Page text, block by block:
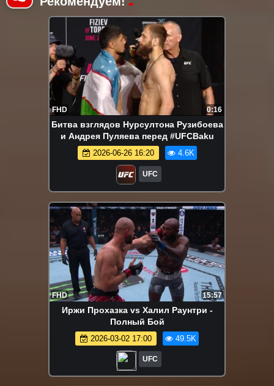
FHD 0:16
Битва взглядов Нурсултона Рузибоева
и Андрея Пуляева перед #UFCBaku
2026-06-26 16:20 4.6K
UFC
FHD 15:57
Иржи Прохазка vs Халил Раунтри -
Полный Бой
2026-03-02 17:00 49.5K
UFC